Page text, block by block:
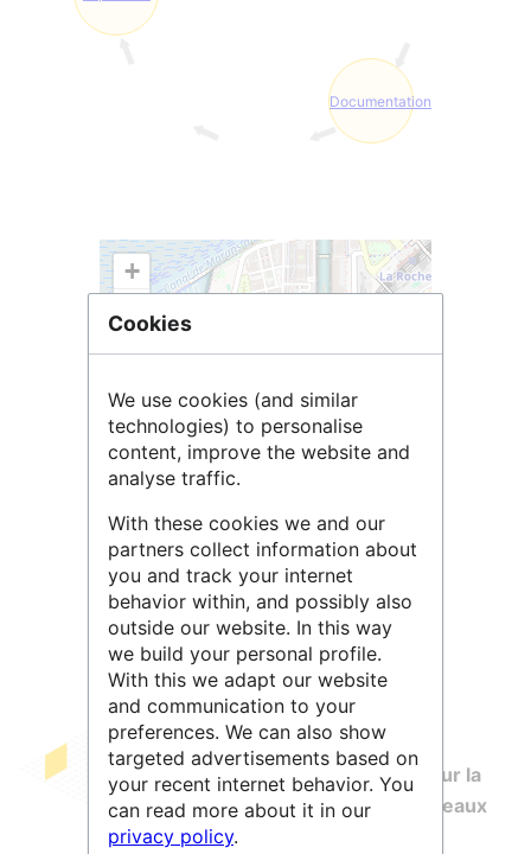
Documentation
+
Leaflet| ©OpenStreetMapcontributors
PELAGIS , Systèmes d’Observation pour la
Conservation des Mammifères et Oiseaux
Marins, rassemble les programmes
Cookies
We use cookies (and similar
technologies) to personalise
content, improve the website and
analyse traffic.
With these cookies we and our
partners collect information about
you and track your internet
behavior within, and possibly also
outside our website. In this way
we build your personal profile.
With this we adapt our website
and communication to your
preferences. We can also show
targeted advertisements based on
your recent internet behavior. You
can read more about it in our
privacy policy.